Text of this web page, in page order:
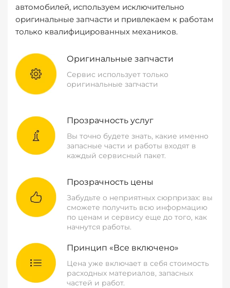
автомобилей, используем исключительно
оригинальные запчасти и привлекаем к работам
только квалифицированных механиков.
Оригинальные запчасти
Сервис использует только
оригинальные запчасти
Прозрачность услуг
Вы точно будете знать, какие именно
запасные части и работы входят в
каждый сервисный пакет.
Прозрачность цены
Забудьте о неприятных сюрпризах: вы
сможете получить всю информацию
по ценам и сервису еще до того, как
начнутся работы.
Принцип «Все включено»
Цена уже включает в себя стоимость
расходных материалов, запасных
частей и работ.